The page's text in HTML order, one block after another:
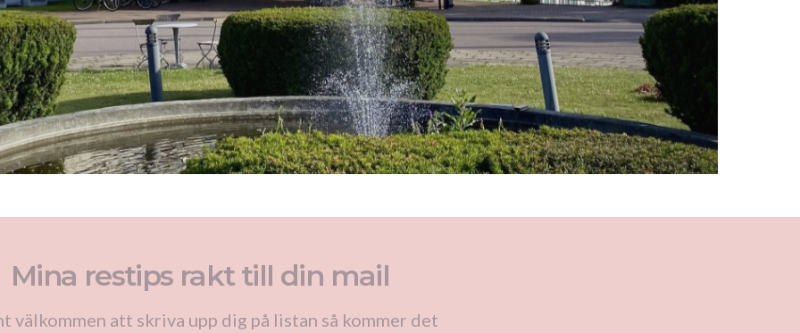
Mina restips rakt till din mail
välkommen att skriva upp dig på listan så kommer det